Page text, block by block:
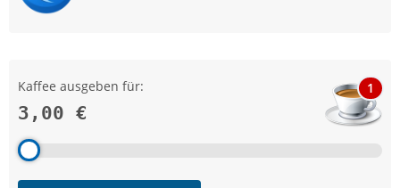
Kaffee ausgeben für:
3,00 €
1